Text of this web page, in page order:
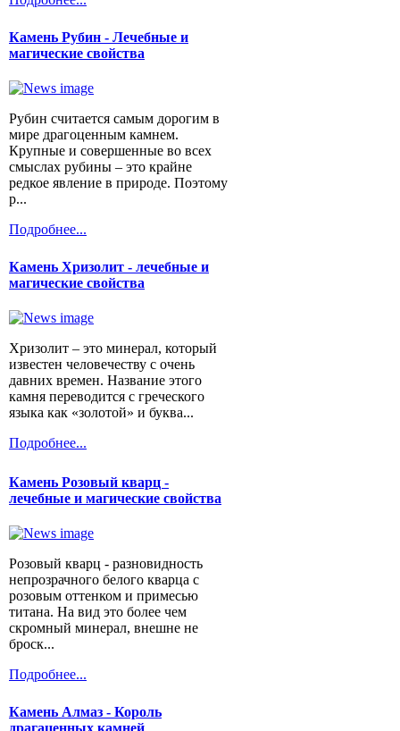
Камень Рубин - Лечебные и
магические свойства
Рубин считается самым дорогим в
мире драгоценным камнем.
Крупные и совершенные во всех
смыслах рубины – это крайне
редкое явление в природе. Поэтому
р...
Подробнее...
Камень Хризолит - лечебные и
магические свойства
Хризолит – это минерал, который
известен человечеству с очень
давних времен. Название этого
камня переводится с греческого
языка как «золотой» и буква...
Подробнее...
Камень Розовый кварц -
лечебные и магические свойства
Розовый кварц - разновидность
непрозрачного белого кварца с
розовым оттенком и примесью
титана. На вид это более чем
скромный минерал, внешне не
броск...
Подробнее...
Камень Алмаз - Король
драгаценных камней